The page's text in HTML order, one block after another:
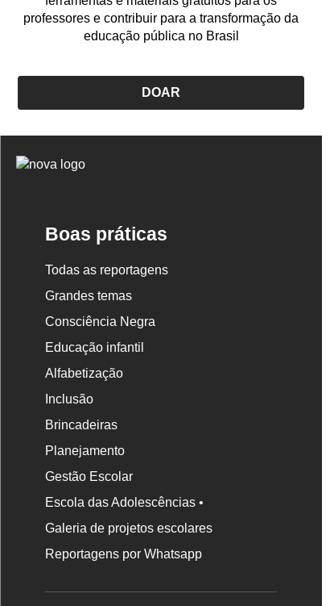
professores e contribuir para a transformação da
educação pública no Brasil
DOAR
Logo
Boas práticas
Todas as reportagens
Grandes temas
Consciência Negra
Educação infantil
Alfabetização
Inclusão
Brincadeiras
Planejamento
Gestão Escolar
Escola das Adolescências •
Galeria de projetos escolares
Reportagens por Whatsapp